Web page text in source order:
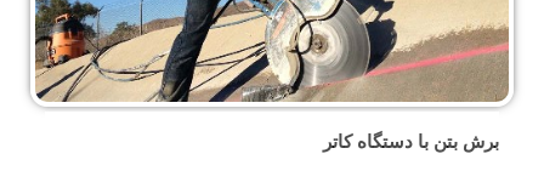
برش بتن با دستگاه کاتر